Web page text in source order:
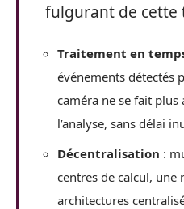
fulgurant de cette
Traitement en
événements détectés
caméra ne se fait plus
l’analyse, sans délai
Décentralisation :
centres de calcul, une
architectures